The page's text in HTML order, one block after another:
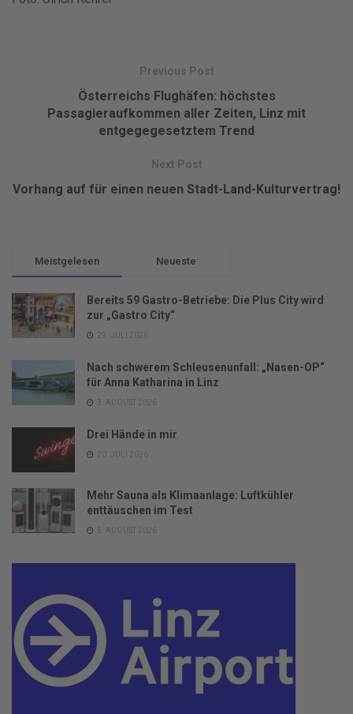
Previous Post
Österreichs Flughäfen: höchstes
Passagieraufkommen aller Zeiten, Linz mit
entgegegesetztem Trend
Next Post
Vorhang auf für einen neuen Stadt-Land-Kulturvertrag!
Meistgelesen Neueste
Bereits 59 Gastro-Betriebe: Die Plus City wird
zur „Gastro City“
29. JULI 2026
Nach schwerem Schleusenunfall: „Nasen-OP“
für Anna Katharina in Linz
3. AUGUST 2026
Drei Hände in mir
20. JULI 2026
Mehr Sauna als Klimaanlage: Luftkühler
enttäuschen im Test
5. AUGUST 2026